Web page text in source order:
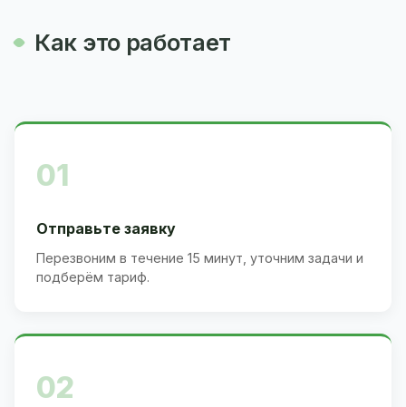
Как это работает
01
Отправьте заявку
Перезвоним в течение 15 минут, уточним задачи и
подберём тариф.
02